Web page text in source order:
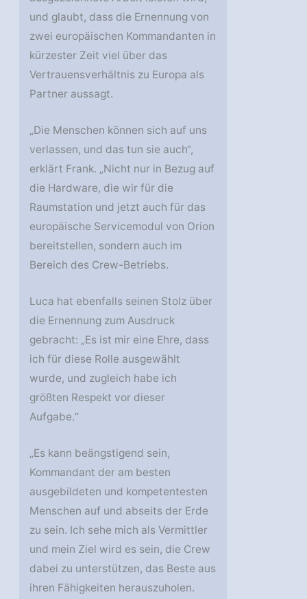
und glaubt, dass die Ernennung von
zwei europäischen Kommandanten in
kürzester Zeit viel über das
Vertrauensverhältnis zu Europa als
Partner aussagt.
„Die Menschen können sich auf uns
verlassen, und das tun sie auch“,
erklärt Frank. „Nicht nur in Bezug auf
die Hardware, die wir für die
Raumstation und jetzt auch für das
europäische Servicemodul von Orion
bereitstellen, sondern auch im
Bereich des Crew-Betriebs.
Luca hat ebenfalls seinen Stolz über
die Ernennung zum Ausdruck
gebracht: „Es ist mir eine Ehre, dass
ich für diese Rolle ausgewählt
wurde, und zugleich habe ich
größten Respekt vor dieser
Aufgabe.“
„Es kann beängstigend sein,
Kommandant der am besten
ausgebildeten und kompetentesten
Menschen auf und abseits der Erde
zu sein. Ich sehe mich als Vermittler
und mein Ziel wird es sein, die Crew
dabei zu unterstützen, das Beste aus
ihren Fähigkeiten herauszuholen.